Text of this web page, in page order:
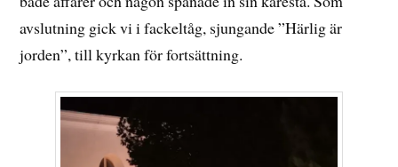
avslutning gick vi i fackeltåg, sjungande ”Härlig är
jorden”, till kyrkan för fortsättning.